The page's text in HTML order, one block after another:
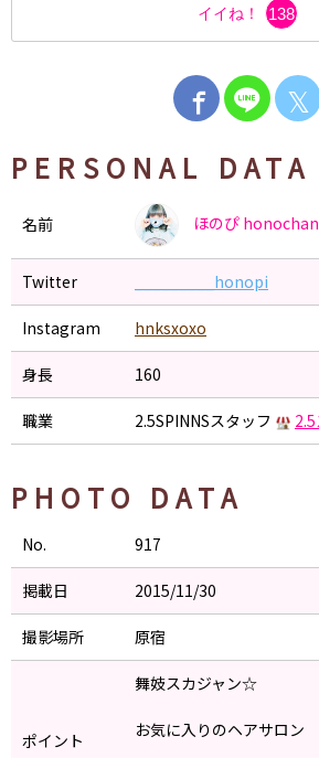
イイね！ 138
𝕏
PERSONAL DATA
名前 ほのぴ
Twitter _________honopi
Instagram hnksxoxo
身長 160
職業 2.5SPINNSスタッフ
PHOTO DATA
No. 917
掲載日 2015/11/30
撮影場所 原宿
ポイント
舞妓スカジャン☆
お気に入りのヘアサロン